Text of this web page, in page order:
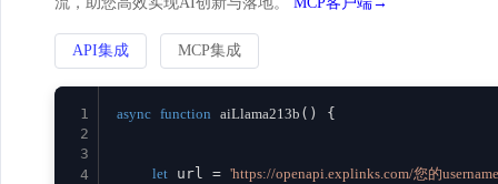
API集成 MCP集成
1
2
3
4
async function aiLlama213b ( ) {
let url = 'https://openapi.explinks.com/您的